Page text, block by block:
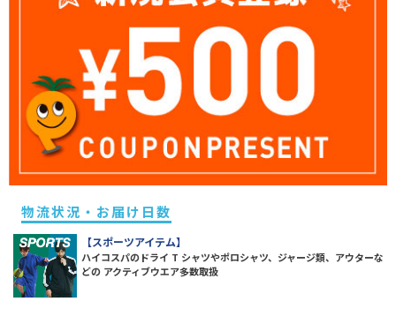
物流状況・お届け日数
【スポーツアイテム】
ハイコスパのドライ T シャツやポロシャツ、ジャージ類、アウターな
どの アクティブウエア多数取扱